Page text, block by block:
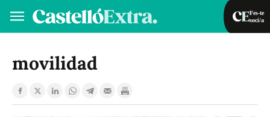
Fes-te
soci/a
VA
movilidad